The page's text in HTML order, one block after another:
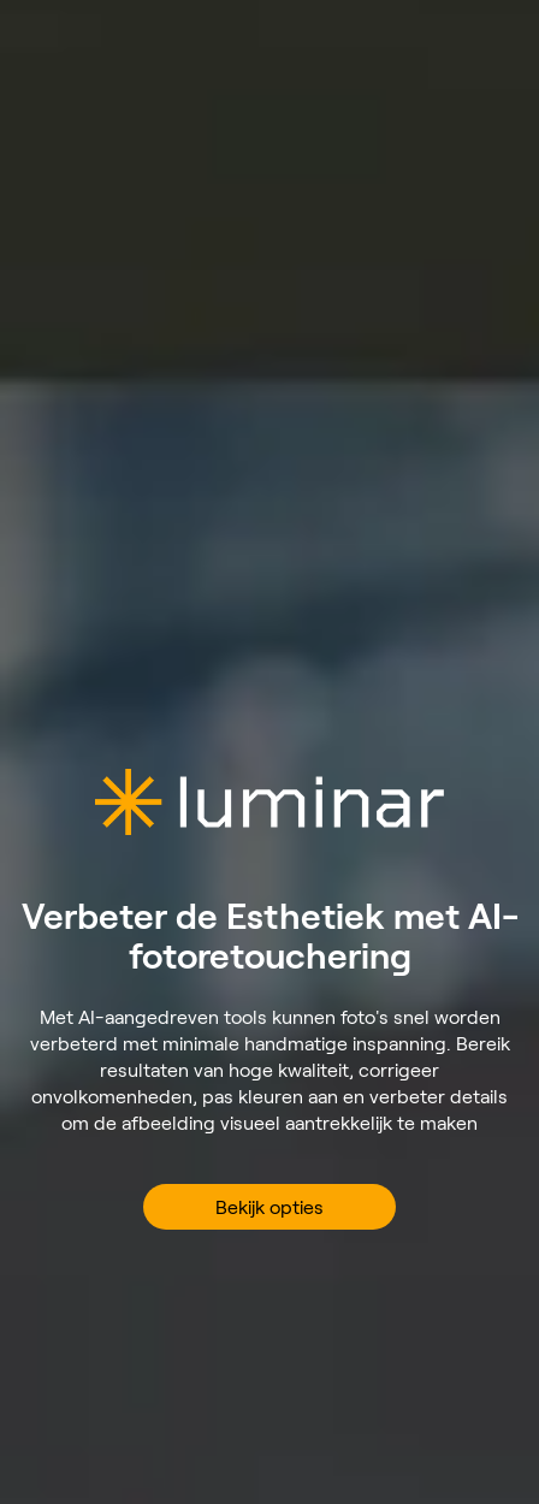
Verbeter de Esthetiek met AI-
fotoretouchering
Met AI-aangedreven tools kunnen foto's snel worden
verbeterd met minimale handmatige inspanning. Bereik
resultaten van hoge kwaliteit, corrigeer
onvolkomenheden, pas kleuren aan en verbeter details
om de afbeelding visueel aantrekkelijk te maken
Bekijk opties